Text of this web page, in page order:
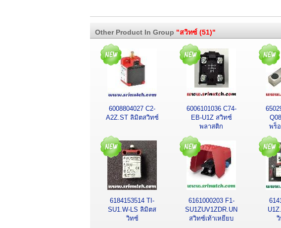
Other Product In Group "สวิทซ์ (51)"
6008804027 C2-
A2Z.ST ลิมิตสวิทซ์
6006101036 C74-
EB-U1Z สวิทซ์
พลาสติก
พร็
6184153514 TI-
SU1.W-LS ลิมิตส
วิทซ์
6161000203 F1-
SU1ZUV1ZDR.UN
สวิทซ์เท้าเหยียบ